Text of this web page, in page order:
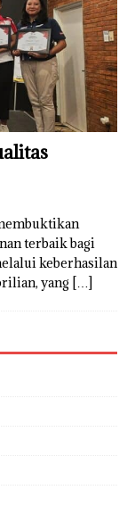
terbaik bagi
keberhasilan
yang […]